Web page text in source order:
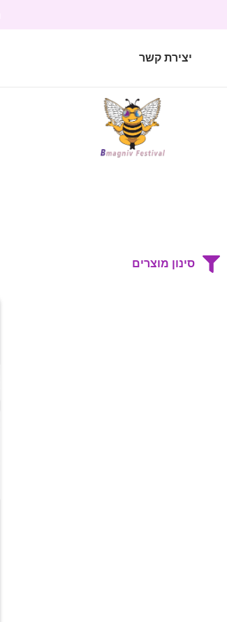
יצירת קשר
סינון מוצרים